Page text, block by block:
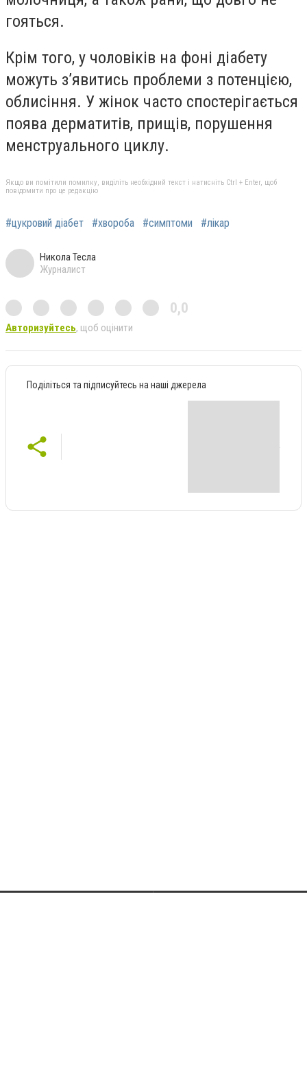
гояться.
Крім того, у чоловіків на фоні діабету
можуть з’явитись проблеми з потенцією,
облисіння. У жінок часто спостерігається
поява дерматитів, прищів, порушення
менструального циклу.
Якщо ви помітили помилку, виділіть необхідний текст і натисніть Ctrl + Enter, щоб
повідомити про це редакцію
#цукровий діабет #хвороба #симптоми #лікар
Никола Тесла
Журналист
0,0
Авторизуйтесь, щоб оцінити
Поділіться та підписуйтесь на наші джерела